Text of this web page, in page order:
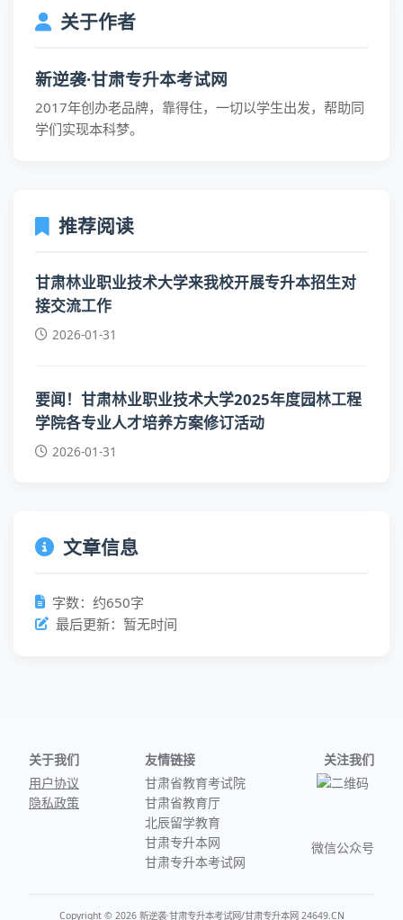
关于作者
新逆袭·甘肃专升本考试网
2017年创办老品牌，靠得住，一切以学生出发，帮助同
学们实现本科梦。
推荐阅读
甘肃林业职业技术大学来我校开展专升本招生对
接交流工作
2026-01-31
要闻！甘肃林业职业技术大学2025年度园林工程
学院各专业人才培养方案修订活动
2026-01-31
文章信息
字数：约650字
最后更新：暂无时间
关于我们
用户协议
隐私政策
友情链接
甘肃省教育考试院
甘肃省教育厅
北辰留学教育
甘肃专升本网
甘肃专升本考试网
关注我们
微信公众号
Copyright © 2026 新逆袭·甘肃专升本考试网/甘肃专升本网 24649.CN